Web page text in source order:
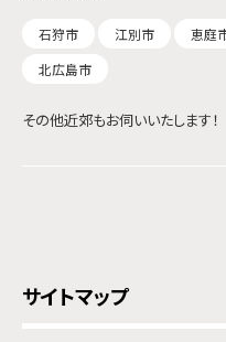
石狩市 江別市 恵庭
北広島市
その他近郊もお伺いいたします！
サイトマップ